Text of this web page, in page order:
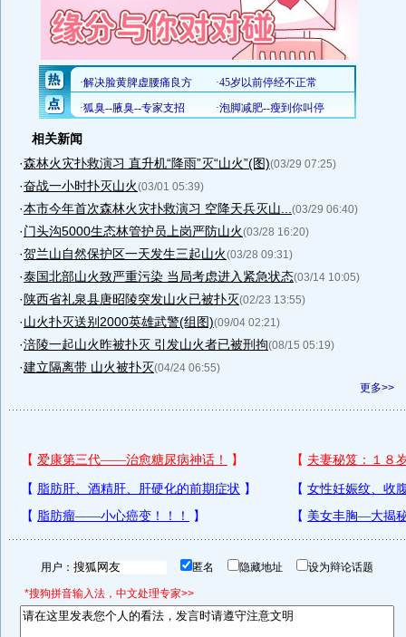
相关新闻
·森林火灾扑救演习 直升机“降雨”灭“山火”(图)(03/29 07:25)
·奋战一小时扑灭山火(03/01 05:39)
·本市今年首次森林火灾扑救演习 空降天兵灭山... (03/29 06:40)
·门头沟5000生态林管护员上岗严防山火(03/28 16:20)
·贺兰山自然保护区一天发生三起山火(03/28 09:31)
·泰国北部山火致严重污染 当局考虑进入紧急状态(03/14 10:05)
· 陕西省礼泉县唐昭陵突发山火已被扑灭(02/23 13:55)
·山火扑灭送别2000英雄武警(组图)(09/04 02:21)
·涪陵一起山火昨被扑灭 引发山火者已被刑拘(08/15 05:19)
·建立隔离带 山火被扑灭(04/24 06:55)
更多>>
用户： 匿名 隐藏地址 设为辩论话题
*搜狗拼音输入法，中文处理专家>>